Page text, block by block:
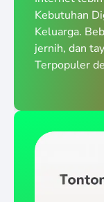
Kebutuhan
Keluarga.
jernih, dan
Terpopuler